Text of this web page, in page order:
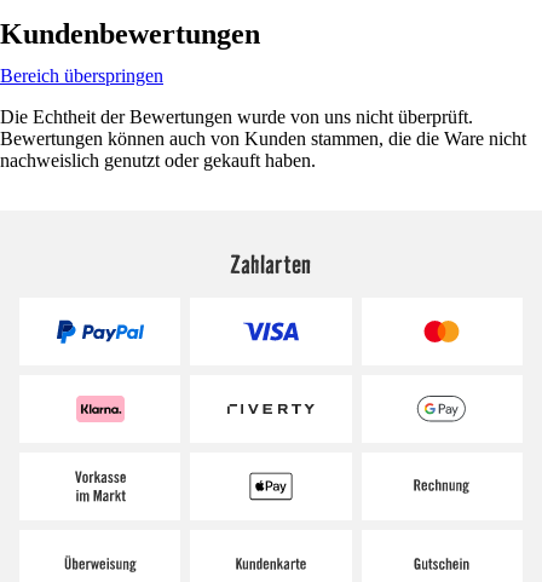
Kundenbewertungen
Bereich überspringen
Die Echtheit der Bewertungen wurde von uns nicht überprüft.
Bewertungen können auch von Kunden stammen, die die Ware nicht
nachweislich genutzt oder gekauft haben.
Zahlarten